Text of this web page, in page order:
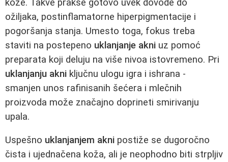
kože. Takve prakse gotovo uvek dovode do
ožiljaka, postinflamatorne hiperpigmentacije i
pogoršanja stanja. Umesto toga, fokus treba
staviti na postepeno uklanjanje akni uz pomoć
preparata koji deluju na više nivoa istovremeno. Pri
uklanjanju akni ključnu ulogu igra i ishrana -
smanjen unos rafinisanih šećera i mlečnih
proizvoda može značajno doprineti smirivanju
upala.
Uspešno uklanjanjem akni postiže se dugoročno
čista i ujednačena koža, ali je neophodno biti strpljiv